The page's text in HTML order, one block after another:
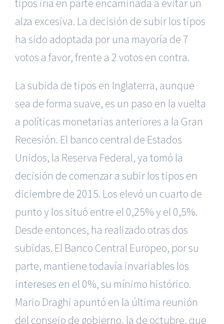
tipos iría en parte encaminada a evitar un
alza excesiva. La decisión de subir los tipos
ha sido adoptada por una mayoría de 7
votos a favor, frente a 2 votos en contra.
La subida de tipos en Inglaterra, aunque
sea de forma suave, es un paso en la vuelta
a políticas monetarias anteriores a la Gran
Recesión. El banco central de Estados
Unidos, la Reserva Federal, ya tomó la
decisión de comenzar a subir los tipos en
diciembre de 2015. Los elevó un cuarto de
punto y los situó entre el 0,25% y el 0,5%.
Desde entonces, ha realizado otras dos
subidas. El Banco Central Europeo, por su
parte, mantiene todavía invariables los
intereses en el 0%, su mínimo histórico.
Mario Draghi apuntó en la última reunión
del consejo de gobierno, la de octubre, que